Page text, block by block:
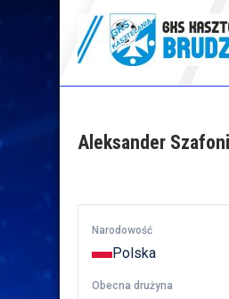
GKS
Aleksander Szafoni
Narodowość
Polska
Obecna drużyna